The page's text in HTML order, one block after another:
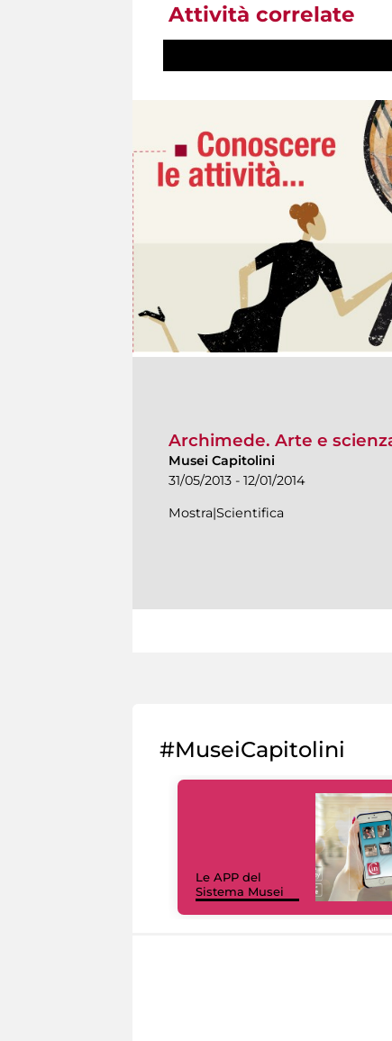
Attività correlate
Archimede. Arte e
Musei Capitolini
31/05/2013 - 12/01/2014
Mostra|Scientifica
#MuseiCapitolini
Le APP del
Sistema Musei